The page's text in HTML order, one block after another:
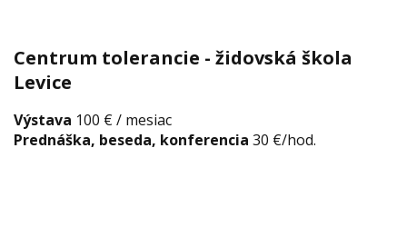
Centrum tolerancie - židovská škola
Levice
Výstava 100 € / mesiac
Prednáška, beseda, konferencia 30 €/hod.